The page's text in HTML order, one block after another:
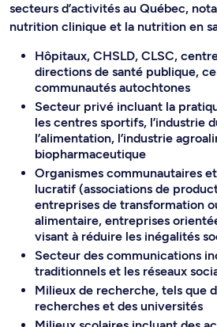
secteurs d’activités au Québec,
nutrition clinique et la nutrition en
Hôpitaux, CHSLD, CLSC,
directions de santé publique,
communautés autochtones
Secteur privé incluant la
les centres sportifs, l’industrie
l’alimentation, l’industrie
biopharmaceutique
Organismes communautaires
lucratif (associations de
entreprises de transformation
alimentaire, entreprises
visant à réduire les inégalités
Secteur des communications
traditionnels et les réseaux
Milieux de recherche, tels que
recherches et des universités